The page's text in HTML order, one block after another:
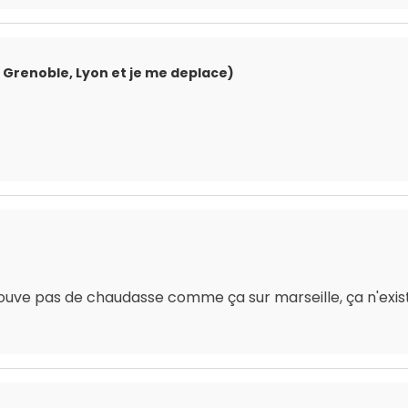
Lyon et je me deplace)
pas de chaudasse comme ça sur marseille, ça